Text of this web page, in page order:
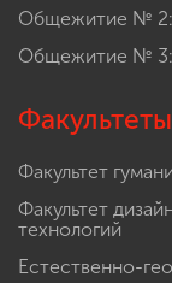
Общежитие № 2:
Общежитие № 3:
Факультеты
Факультет
Факультет
технологий
Естественно-